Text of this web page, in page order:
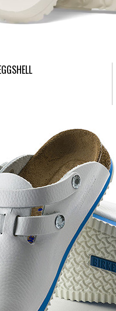
AD 280DEN BLU-